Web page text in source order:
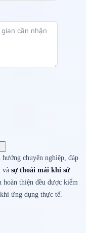
chuyên nghiệp, đáp
và sự thoải mái khi sử
thiện đều được kiểm
ứng dụng thực tế.